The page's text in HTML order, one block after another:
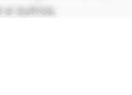
e outros.